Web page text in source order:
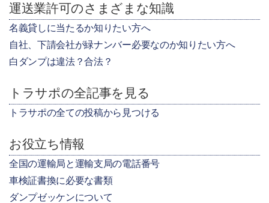
運送業許可のさまざまな知識
名義貸しに当たるか知りたい方へ
自社、下請会社が緑ナンバー必要なのか知りたい方へ
白ダンプは違法？合法？
トラサポの全記事を見る
トラサポの全ての投稿から見つける
お役立ち情報
全国の運輸局と運輸支局の電話番号
車検証書換に必要な書類
ダンプゼッケンについて